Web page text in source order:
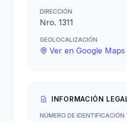
DIRECCIÓN
Nro. 1311
GEOLOCALIZACIÓN
Ver en Google Maps
INFORMACIÓN
NÚMERO DE